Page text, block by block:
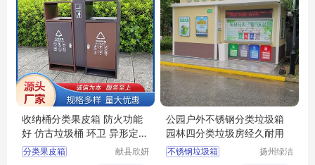
收纳桶分类果皮箱 防火功能
好 仿古垃圾桶 环卫 异形定制
欣妍
分类果皮箱
献县欣妍
公园户外不锈钢分类垃圾箱
园林四分类垃圾房经久耐用
不锈钢垃圾箱
扬州绿洁